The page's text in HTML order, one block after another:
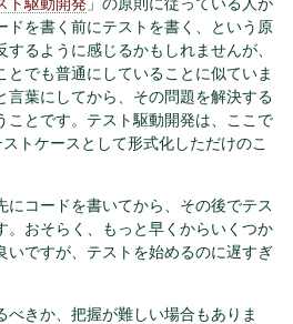
ドを書く前にテストを書く、という原
るように感じるかもしれませんが、
でも普通にしていることに似ていま
言葉にしてから、その問題を解決する
ことです。テスト駆動開発は、ここで
トケースとして形式化しただけのこ
にコードを書いてから、その後でテス
。おそらく、もっと早くからいくつか
いですが、テストを始めるのに遅すぎ
べきか、把握が難しい場合もありま